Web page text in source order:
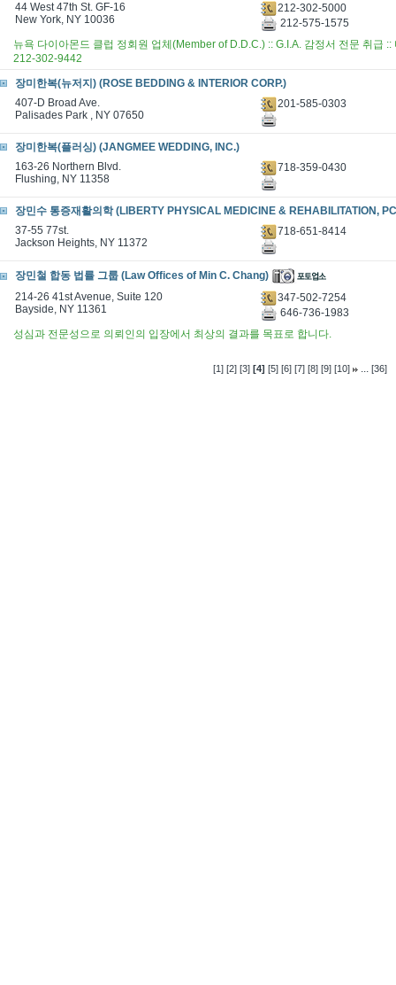
44 West 47th St. GF-16
New York, NY 10036
212-302-5000
212-575-1575
뉴욕 다이아몬드 클럽 정회원 업체(Member of D.D.C.) :: G.I.A. 감정서 전문 취급
212-302-9442
장미한복(뉴저지) (ROSE BEDDING & INTERIOR CORP.)
407-D Broad Ave.
Palisades Park , NY 07650
201-585-0303
장미한복(플러싱) (JANGMEE WEDDING, INC.)
163-26 Northern Blvd.
Flushing, NY 11358
718-359-0430
장민수 통증재활의학 (LIBERTY PHYSICAL MEDICINE & REHABILITATION,
37-55 77st.
Jackson Heights, NY 11372
718-651-8414
장민철 합동 법률 그룹 (Law Offices of Min C. Chang)
214-26 41st Avenue, Suite 120
Bayside, NY 11361
347-502-7254
646-736-1983
성심과 전문성으로 의뢰인의 입장에서 최상의 결과를 목표로 합니다.
[1] [2] [3] [4] [5] [6] [7] [8] [9] [10] ... [36]